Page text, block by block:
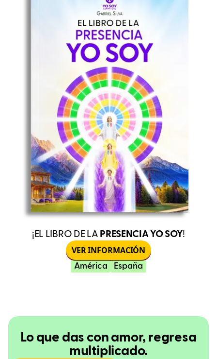
¡EL LIBRO DE LA PRESENCIA YO SOY!
VER INFORMACIÓN
América España
Lo que das con amor, regresa
multiplicado.